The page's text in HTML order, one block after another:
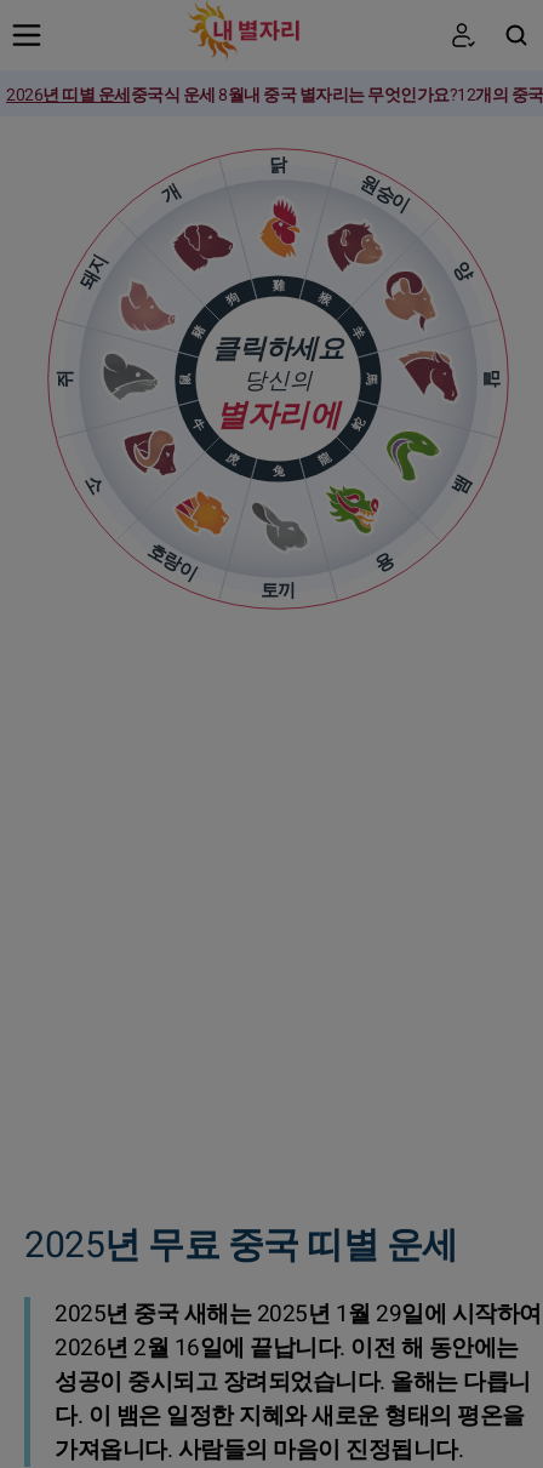
2026년 띠별 운세중국식 운세 8월내 중국 별자리는 무엇인가요?12개의 중
2025년 무료 중국 띠별 운세
2025년 중국 새해는 2025년 1월 29일에 시작하여
2026년 2월 16일에 끝납니다. 이전 해 동안에는
성공이 중시되고 장려되었습니다. 올해는 다릅니
다. 이 뱀은 일정한 지혜와 새로운 형태의 평온을
가져옵니다. 사람들의 마음이 진정됩니다.
쥐
소
호랑이
토끼
용
뱀
말
양
원숭이
닭
개
돼지
鼠
牛
虎
兔
龍
蛇
馬
羊
猴
雞
狗
豬
클릭하세요
당신의
별자리에